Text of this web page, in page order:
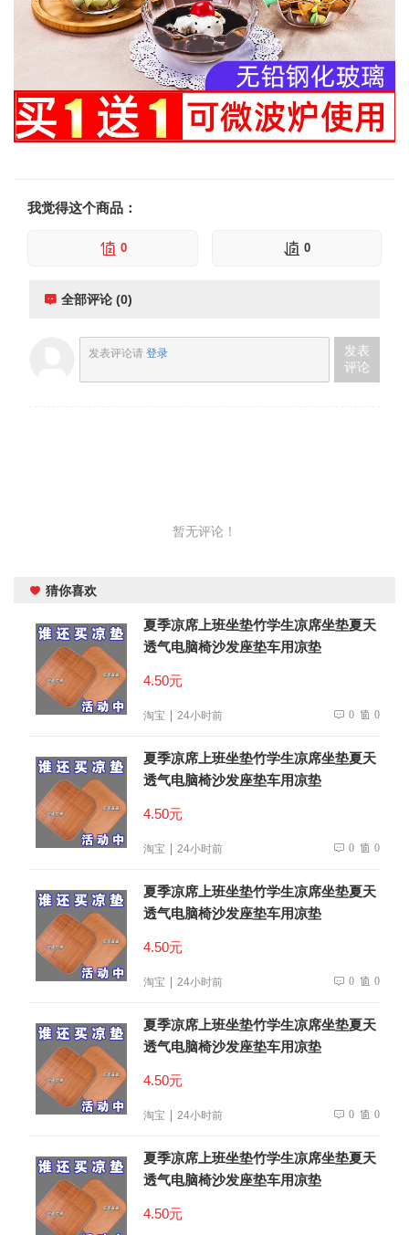
我觉得这个商品：
0 0
全部评论 (0)
发表评论请 登录
发表
评论
暂无评论！
猜你喜欢
夏季凉席上班坐垫竹学生凉席坐垫夏天
透气电脑椅沙发座垫车用凉垫
4.50元
淘宝 24小时前 0 0
夏季凉席上班坐垫竹学生凉席坐垫夏天
透气电脑椅沙发座垫车用凉垫
4.50元
淘宝 24小时前 0 0
夏季凉席上班坐垫竹学生凉席坐垫夏天
透气电脑椅沙发座垫车用凉垫
4.50元
淘宝 24小时前 0 0
夏季凉席上班坐垫竹学生凉席坐垫夏天
透气电脑椅沙发座垫车用凉垫
4.50元
淘宝 24小时前 0 0
夏季凉席上班坐垫竹学生凉席坐垫夏天
透气电脑椅沙发座垫车用凉垫
4.50元